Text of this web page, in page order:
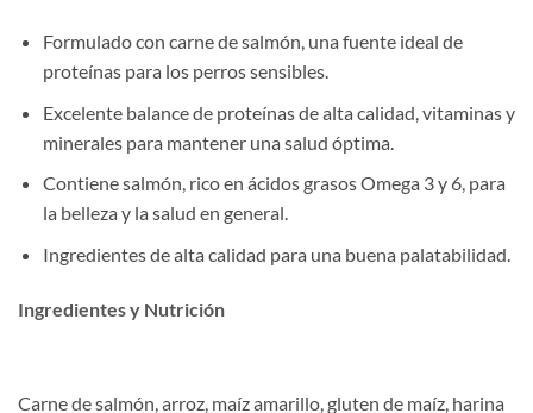
Formulado con carne de salmón, una fuente ideal de
proteínas para los perros sensibles.
Excelente balance de proteínas de alta calidad, vitaminas y
minerales para mantener una salud óptima.
Contiene salmón, rico en ácidos grasos Omega 3 y 6, para
la belleza y la salud en general.
Ingredientes de alta calidad para una buena palatabilidad.
Ingredientes y Nutrición
Carne de salmón, arroz, maíz amarillo, gluten de maíz, harina